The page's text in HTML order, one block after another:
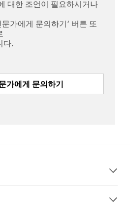
대한 조언이 필요하시거나
가에게 문의하기‘ 버튼 또
다.
가에게 문의하기